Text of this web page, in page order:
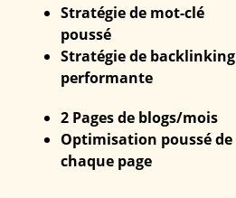
Stratégie de mot-clé
poussé
Stratégie de backlinking
performante
2 Pages de blogs/mois
Optimisation pousséde
chaque page